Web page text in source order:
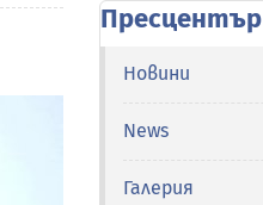
Пресцентър
Новини
News
Галерия